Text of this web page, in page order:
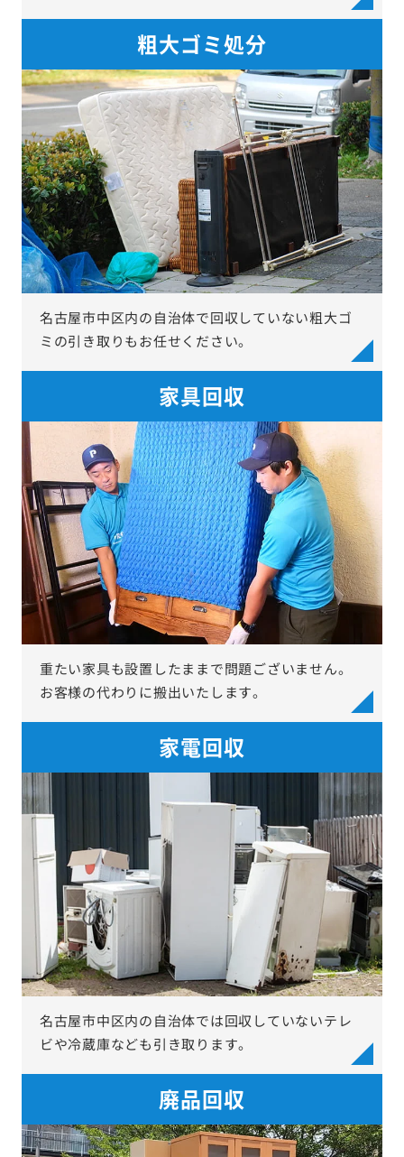
粗大ゴミ処分
名古屋市中区内の自治体で回収していない粗大ゴ
ミの引き取りもお任せください。
家具回収
重たい家具も設置したままで問題ございません。
お客様の代わりに搬出いたします。
家電回収
名古屋市中区内の自治体では回収していないテレ
ビや冷蔵庫なども引き取ります。
廃品回収